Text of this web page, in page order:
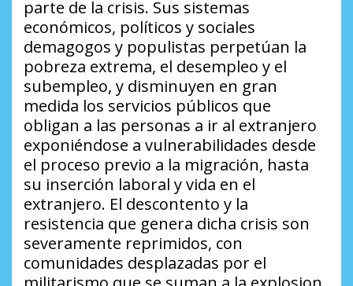
parte de la crisis. Sus sistemas
económicos, políticos y sociales
demagogos y populistas perpetúan la
pobreza extrema, el desempleo y el
subempleo, y disminuyen en gran
medida los servicios públicos que
obligan a las personas a ir al extranjero
exponiéndose a vulnerabilidades desde
el proceso previo a la migración, hasta
su inserción laboral y vida en el
extranjero. El descontento y la
resistencia que genera dicha crisis son
severamente reprimidos, con
comunidades desplazadas por el